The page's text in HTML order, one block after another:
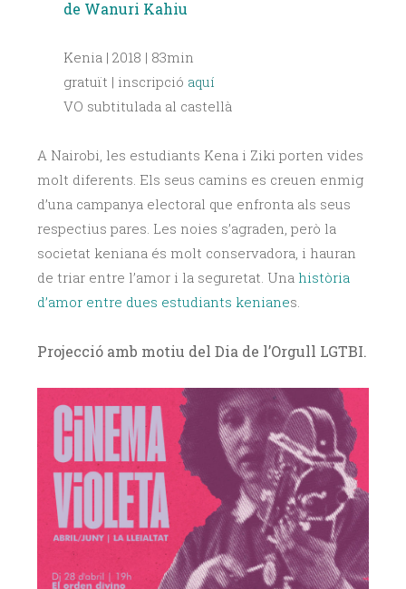
de Wanuri Kahiu
Kenia | 2018 | 83min
gratuït | inscripció aquí
VO subtitulada al castellà
A Nairobi, les estudiants Kena i Ziki porten vides
molt diferents. Els seus camins es creuen enmig
d’una campanya electoral que enfronta als seus
respectius pares. Les noies s’agraden, però la
societat keniana és molt conservadora, i hauran
de triar entre l’amor i la seguretat. Una història
d’amor entre dues estudiants kenianes.
Projecció amb motiu del Dia de l’Orgull LGTBI.